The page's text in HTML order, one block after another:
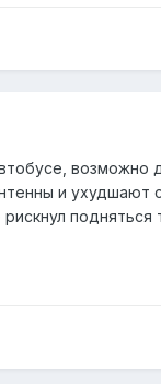
и
подняться